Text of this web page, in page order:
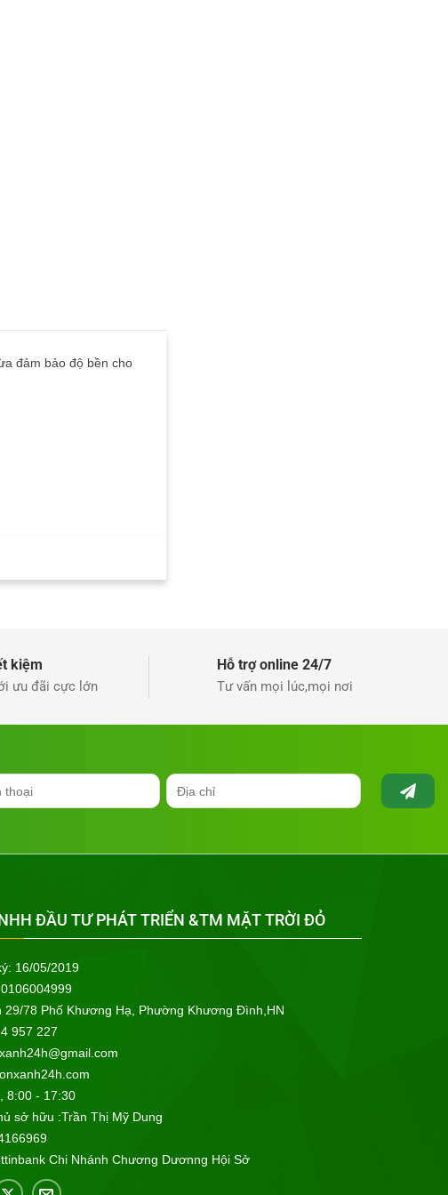
đảm bảo độ bền cho
kiệm
ưu đãi cực lớn
Hỗ trợ online 24/7
Tư vấn mọi lúc,mọi nơi
ĐẦU TƯ PHÁT TRIỂN &TM MẶT TRỜI ĐỎ
16/05/2019
78 Phố Khương Hạ, Phường Khương Đình,HN
957 227
8:00 - 17:30
sở hữu :Trần Thị Mỹ Dung
Chi Nhánh Chương Dươnng Hội Sở